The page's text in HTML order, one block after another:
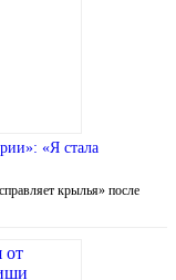
«Я стала
крылья» после